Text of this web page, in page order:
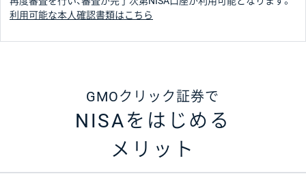
利用可能な本人確認書類はこちら
GMOクリック証券で
NISAをはじめる
メリット